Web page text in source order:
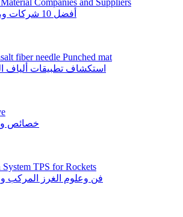
أفضل 10 شركات وموردي المواد المركبة
استكشاف تطبيقات ألياف
خصائص
فن وعلوم الغرز المركب